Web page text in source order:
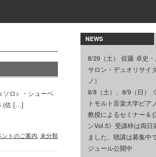
ロ> ・シューベ
(佐 […]
ントのご案内, 未分類
NEWS
8/29（土） 佐藤 卓史
サロン・デュオリサイ
ノ）
8/8（土）、8/9（日）
トモルト音楽大学ピア
教授によるセミナー＆
ンVol.5》受講枠は両日
ました。聴講は募集中
ジュール公開中